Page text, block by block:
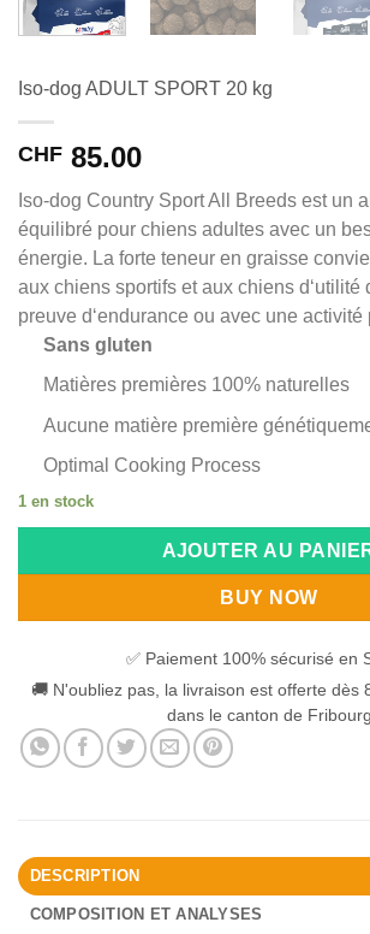
Iso-dog ADULT SPORT 20 kg
CHF 85.00
Iso-dog Country Sport All Breeds est un
équilibré pour chiens adultes avec un
énergie. La forte teneur en graisse
aux chiens sportifs et aux chiens d‘utilité
preuve d‘endurance ou avec une
Sans gluten
Matières premières 100% naturelles
Aucune matière première
Optimal Cooking Process
1 en stock
AJOUTER AU
BUY NOW
✅ Paiement 100% sécurisé en
🚚 N'oubliez pas, la livraison est offerte dès
dans le canton de Fribourg
DESCRIPTION
COMPOSITION ET ANALYSES